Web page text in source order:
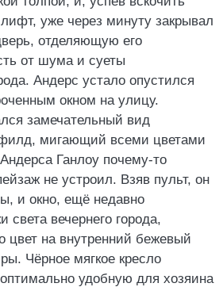
уже через минуту закрывал
отделяющую его
от шума и суеты
Андерс устало опустился
окном на улицу.
замечательный вид
мигающий всеми цветами
Ганлоу почему-то
не устроил. Взяв пульт, он
и окно, ещё недавно
света вечернего города,
цвет на внутренний бежевый
Чёрное мягкое кресло
удобную для хозяина